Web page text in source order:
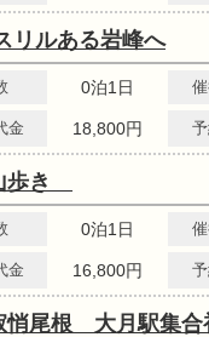
リルある岩峰へ
0泊1日
金 18,800円
歩き
0泊1日
金 16,800円
悄尾根 大月駅集合